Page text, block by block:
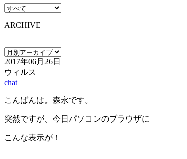
ARCHIVE
2017年06月26日
ウィルス
chat
こんばんは。森永です。
突然ですが、今日パソコンのブラウザに
こんな表示が！